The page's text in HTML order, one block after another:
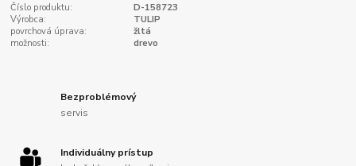
Číslo produktu:
D-158723
Výrobca:
TULIP
povrchová úprava:
žltá
možnosti:
drevo
Bezproblémový
servis
Individuálny prístup